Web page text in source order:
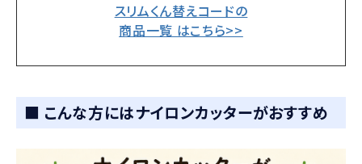
スリムくん替えコードの
商品一覧 はこちら>>
■ こんな方にはナイロンカッターがおすすめ